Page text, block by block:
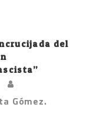
del
Gómez.